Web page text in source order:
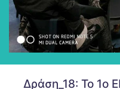
Δράση_18: Το 1ο